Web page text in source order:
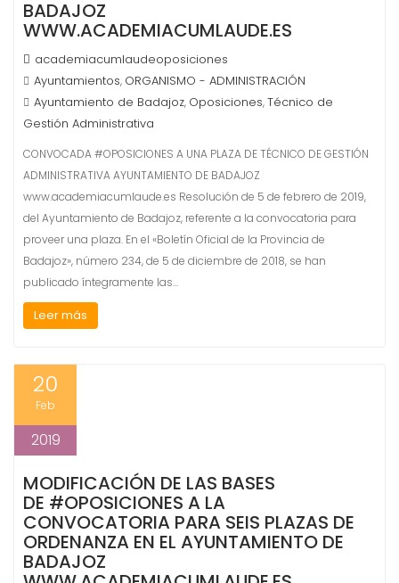
BADAJOZ
WWW.ACADEMIACUMLAUDE.ES
academiacumlaudeoposiciones
Ayuntamientos, ORGANISMO - ADMINISTRACIÓN
Ayuntamiento de Badajoz, Oposiciones,Técnico de
Gestión Administrativa
CONVOCADA #OPOSICIONES A UNA PLAZA DE TÉCNICO DE GESTIÓN
ADMINISTRATIVA AYUNTAMIENTO DE BADAJOZ
www.academiacumlaude.es Resolución de 5 de febrero de 2019,
del Ayuntamiento de Badajoz, referente a la convocatoria para
proveer una plaza. En el «Boletín Oficial de la Provincia de
Badajoz», número 234, de 5 de diciembre de 2018, se han
publicado íntegramente las…
Leer más
20
Feb
2019
MODIFICACIÓN DE LAS BASES
DE #OPOSICIONES A LA
CONVOCATORIA PARA SEIS PLAZAS DE
ORDENANZA EN EL AYUNTAMIENTO DE
BADAJOZ